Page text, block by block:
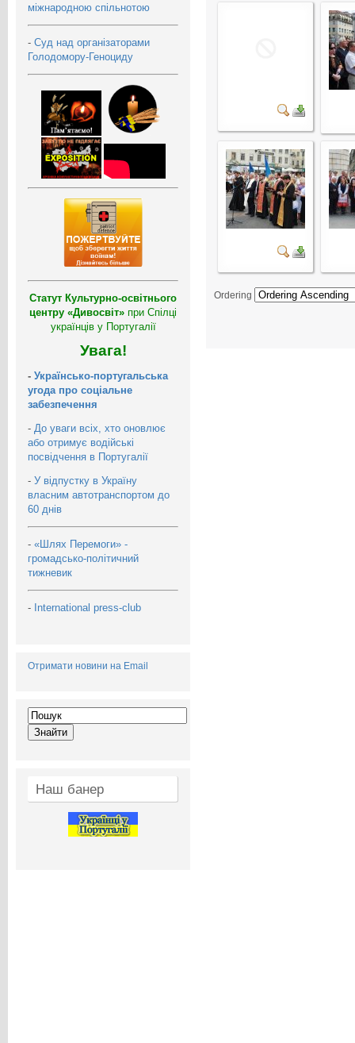
міжнародною спільнотою
- Суд над організаторами
Голодомору-Геноциду
Статут Культурно-освітнього
центру «Дивосвіт» при Спілці
українців у Португалії
Увага!
- Українсько-португальська
угода про соціальне
забезпечення
- До уваги всіх, хто оновлює
або отримує водійські
посвідчення в Португалії
- У відпустку в Україну
власним автотранспортом до
60 днів
- «Шлях Перемоги» -
громадсько-політичний
тижневик
- International press-club
Отримати новини на Email
Наш банер
Ordering